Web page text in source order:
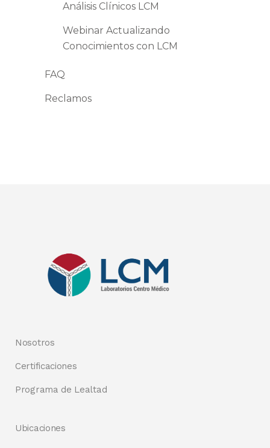
Análisis Clínicos LCM
Webinar Actualizando
Conocimientos con LCM
FAQ
Reclamos
Nosotros
Certificaciones
Programa de Lealtad
Ubicaciones